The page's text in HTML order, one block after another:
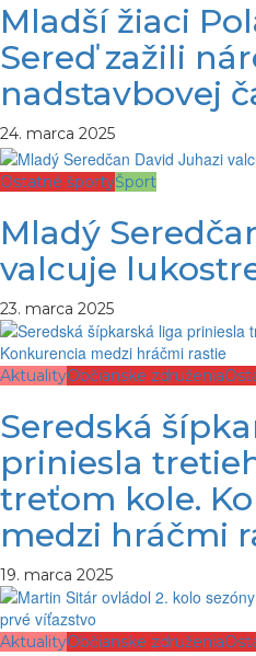
Mladší žiaci
Sereď zažili
nadstavbovej
24. marca 2025
Ostatné športyŠport
Mladý
valcuje
23. marca 2025
AktualityObčianske združenia
Seredská
priniesla
treťom kole.
medzi hráčmi
19. marca 2025
AktualityObčianske združenia